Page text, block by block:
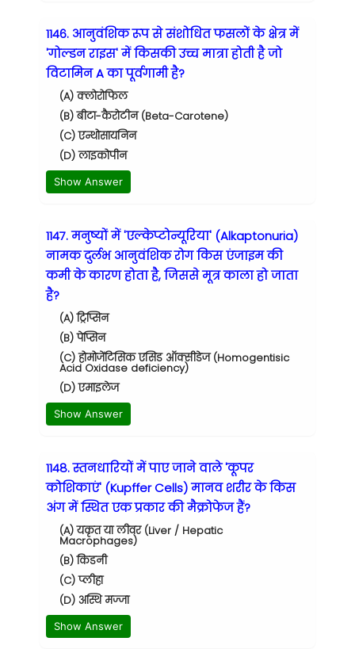
1146. आनुवंशिक रूप से संशोधित फसलों के क्षेत्र में
'गोल्डन राइस' में किसकी उच्च मात्रा होती है जो
विटामिन A का पूर्वगामी है?
(A) क्लोरोफिल
(B) बीटा-कैरोटीन (Beta-Carotene)
(C) एन्थोसायनिन
(D) लाइकोपीन
Show Answer
1147. मनुष्यों में 'एल्केप्टोन्यूरिया' (Alkaptonuria)
नामक दुर्लभ आनुवंशिक रोग किस एंजाइम की
कमी के कारण होता है, जिससे मूत्र काला हो जाता
है?
(A) ट्रिप्सिन
(B) पेप्सिन
(C) होमोजेंटिसिक एसिड ऑक्सीडेज (Homogentisic
Acid Oxidase deficiency)
(D) एमाइलेज
Show Answer
1148. स्तनधारियों में पाए जाने वाले 'कूपर
कोशिकाएं' (Kupffer Cells) मानव शरीर के किस
अंग में स्थित एक प्रकार की मैक्रोफेज हैं?
(A) यकृत या लीवर (Liver / Hepatic
Macrophages)
(B) किडनी
(C) प्लीहा
(D) अस्थि मज्जा
Show Answer